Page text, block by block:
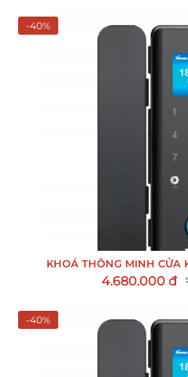
-40%
KHOÁ THÔNG MINH CỬA
4.680.000 đ
-40%